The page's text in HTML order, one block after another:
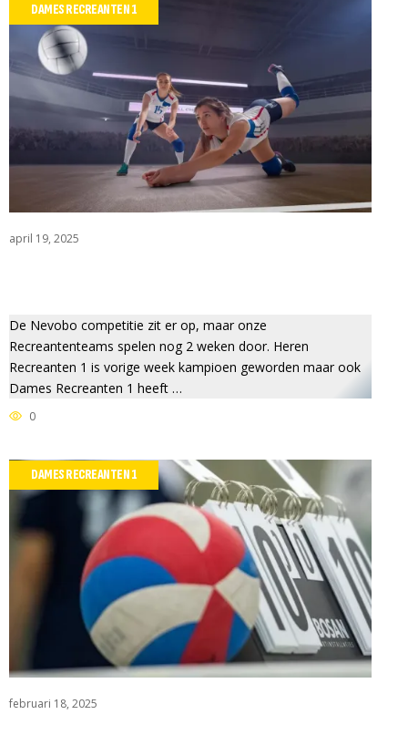
DAMES RECREANTEN 1
april 19, 2025
De Nevobo competitie zit er op, maar onze
Recreantenteams spelen nog 2 weken door. Heren
Recreanten 1 is vorige week kampioen geworden maar ook
Dames Recreanten 1 heeft …
0
DAMES RECREANTEN 1
februari 18, 2025